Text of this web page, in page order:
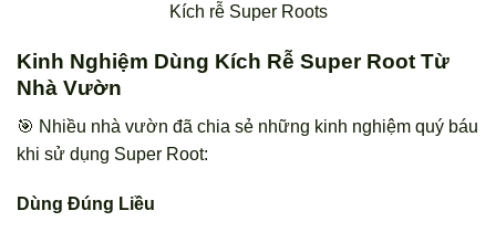
Kích rễ Super Roots
Kinh Nghiệm Dùng Kích Rễ Super Root Từ
Nhà Vườn
🎯 Nhiều nhà vườn đã chia sẻ những kinh nghiệm quý báu
khi sử dụng Super Root:
Dùng Đúng Liều